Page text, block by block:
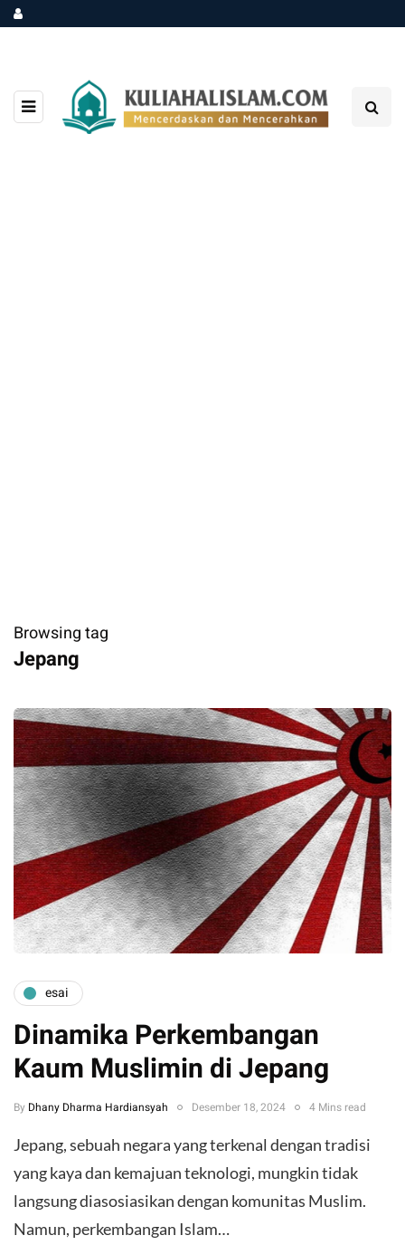
Browsing tag
Jepang
esai
Dinamika Perkembangan
Kaum Muslimin di Jepang
By Dhany Dharma Hardiansyah Desember 18, 2024 4 Mins read
Jepang, sebuah negara yang terkenal dengan tradisi
yang kaya dan kemajuan teknologi, mungkin tidak
langsung diasosiasikan dengan komunitas Muslim.
Namun, perkembangan Islam…